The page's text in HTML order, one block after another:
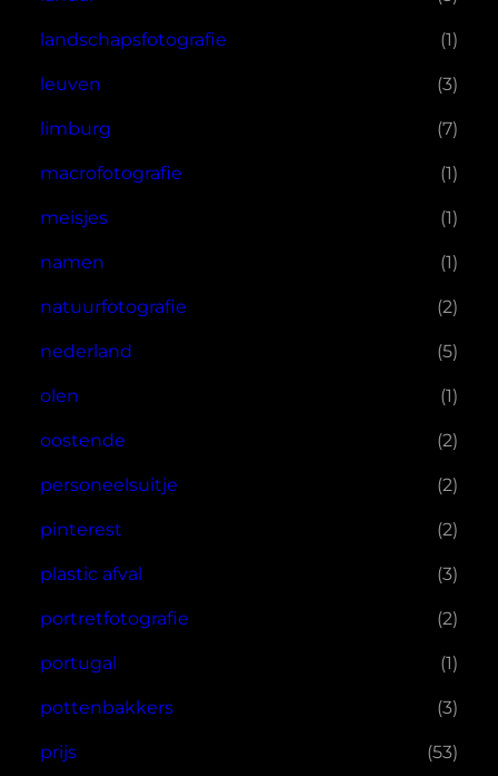
landschapsfotografie (1)
leuven (3)
limburg (7)
macrofotografie (1)
meisjes (1)
namen (1)
natuurfotografie (2)
nederland (5)
olen (1)
oostende (2)
personeelsuitje (2)
pinterest (2)
plastic afval (3)
portretfotografie (2)
portugal (1)
pottenbakkers (3)
prijs (53)